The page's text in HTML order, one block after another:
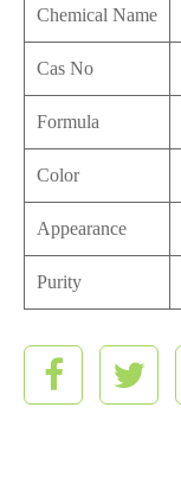
Chemical Name
Cas No
Formula
Color
Appearance
Purity